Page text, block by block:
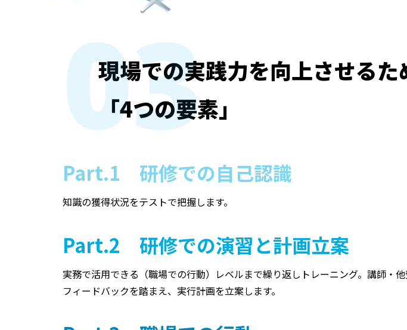
03
現場での実践力を向上させるた
「4つの要素」
Part.1 研修での自己認識
知識の獲得状況をテストで把握します。
Part.2 研修での演習と計画立案
実務で活用できる（職場での行動）レベルまで繰り返しトレーニング。講師・
フィードバックを踏まえ、実行計画を立案します。